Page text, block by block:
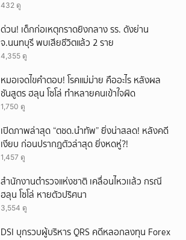
432 ดู
ด่วน! เด็กก่อเหตุกราดยิงกลาง รร. ดังย่าน
จ.นนทบุรี พบเสียชีวิตแล้ว 2 ราย
4,355 ดู
หมอเจดไขคำตอบ! โรคแม่ม่าย คืออะไร หลังผล
ชันสูตร ฮลุน โซโล่ ทำหลายคนเข้าใจผิด
1,750 ดู
เปิดภาพล่าสุด “ตชด.นำทัพ” ยิ่งน่าสลด! หลังคดี
เงียบ ก่อนปรากฎตัวล่าสุด ยิ่งหดหู่?!
1,457 ดู
สำนักงานตำรวจแห่งชาติ เคลื่อนไหวเเล้ว กรณี
ฮลุน โซโล่ หายตัวปริศนา
3,554 ดู
DSI บุกรวบผู้บริหาร QRS คดีหลอกลงทุน Forex